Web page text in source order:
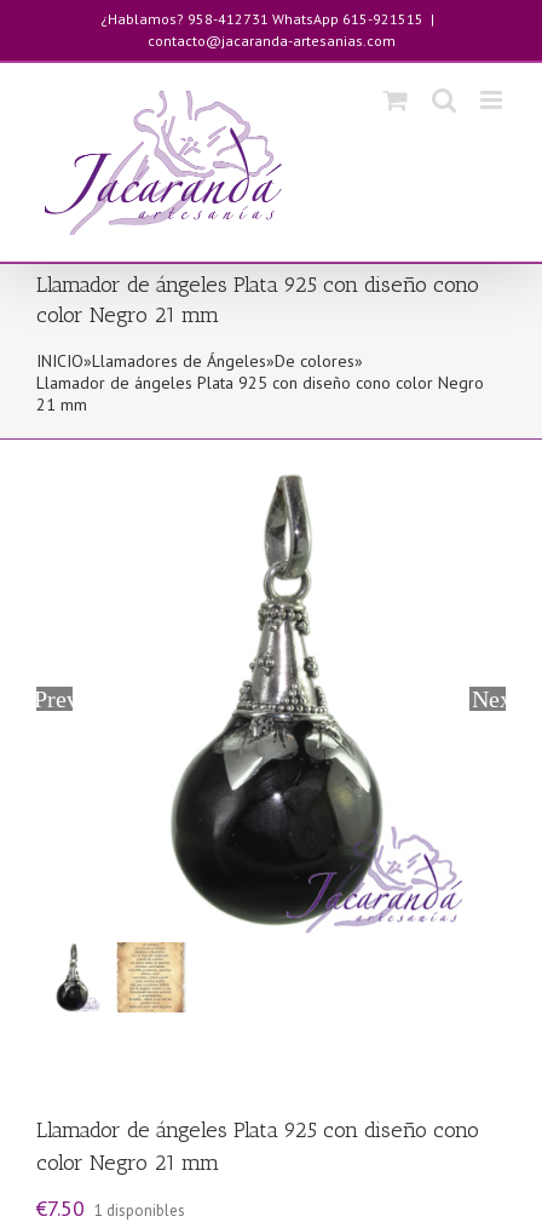
contenido
¿Hablamos? 958-412731 WhatsApp 615-921515 |
contacto@jacaranda-artesanias.com
Llamador de ángeles Plata 925 con diseño cono
color Negro 21 mm
INICIO»Llamadores de Ángeles»De colores»
Llamador de ángeles Plata 925 con diseño cono color Negro
21 mm
Previous Next
Llamador de ángeles Plata 925 con diseño cono
color Negro 21 mm
€7.50 1 disponibles